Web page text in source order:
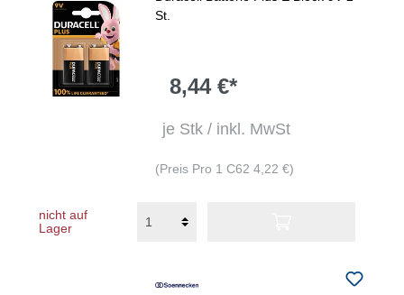
St.
8,44 €*
je Stk / inkl. MwSt
(Preis Pro 1 C62 4,22 €)
nicht auf
Lager